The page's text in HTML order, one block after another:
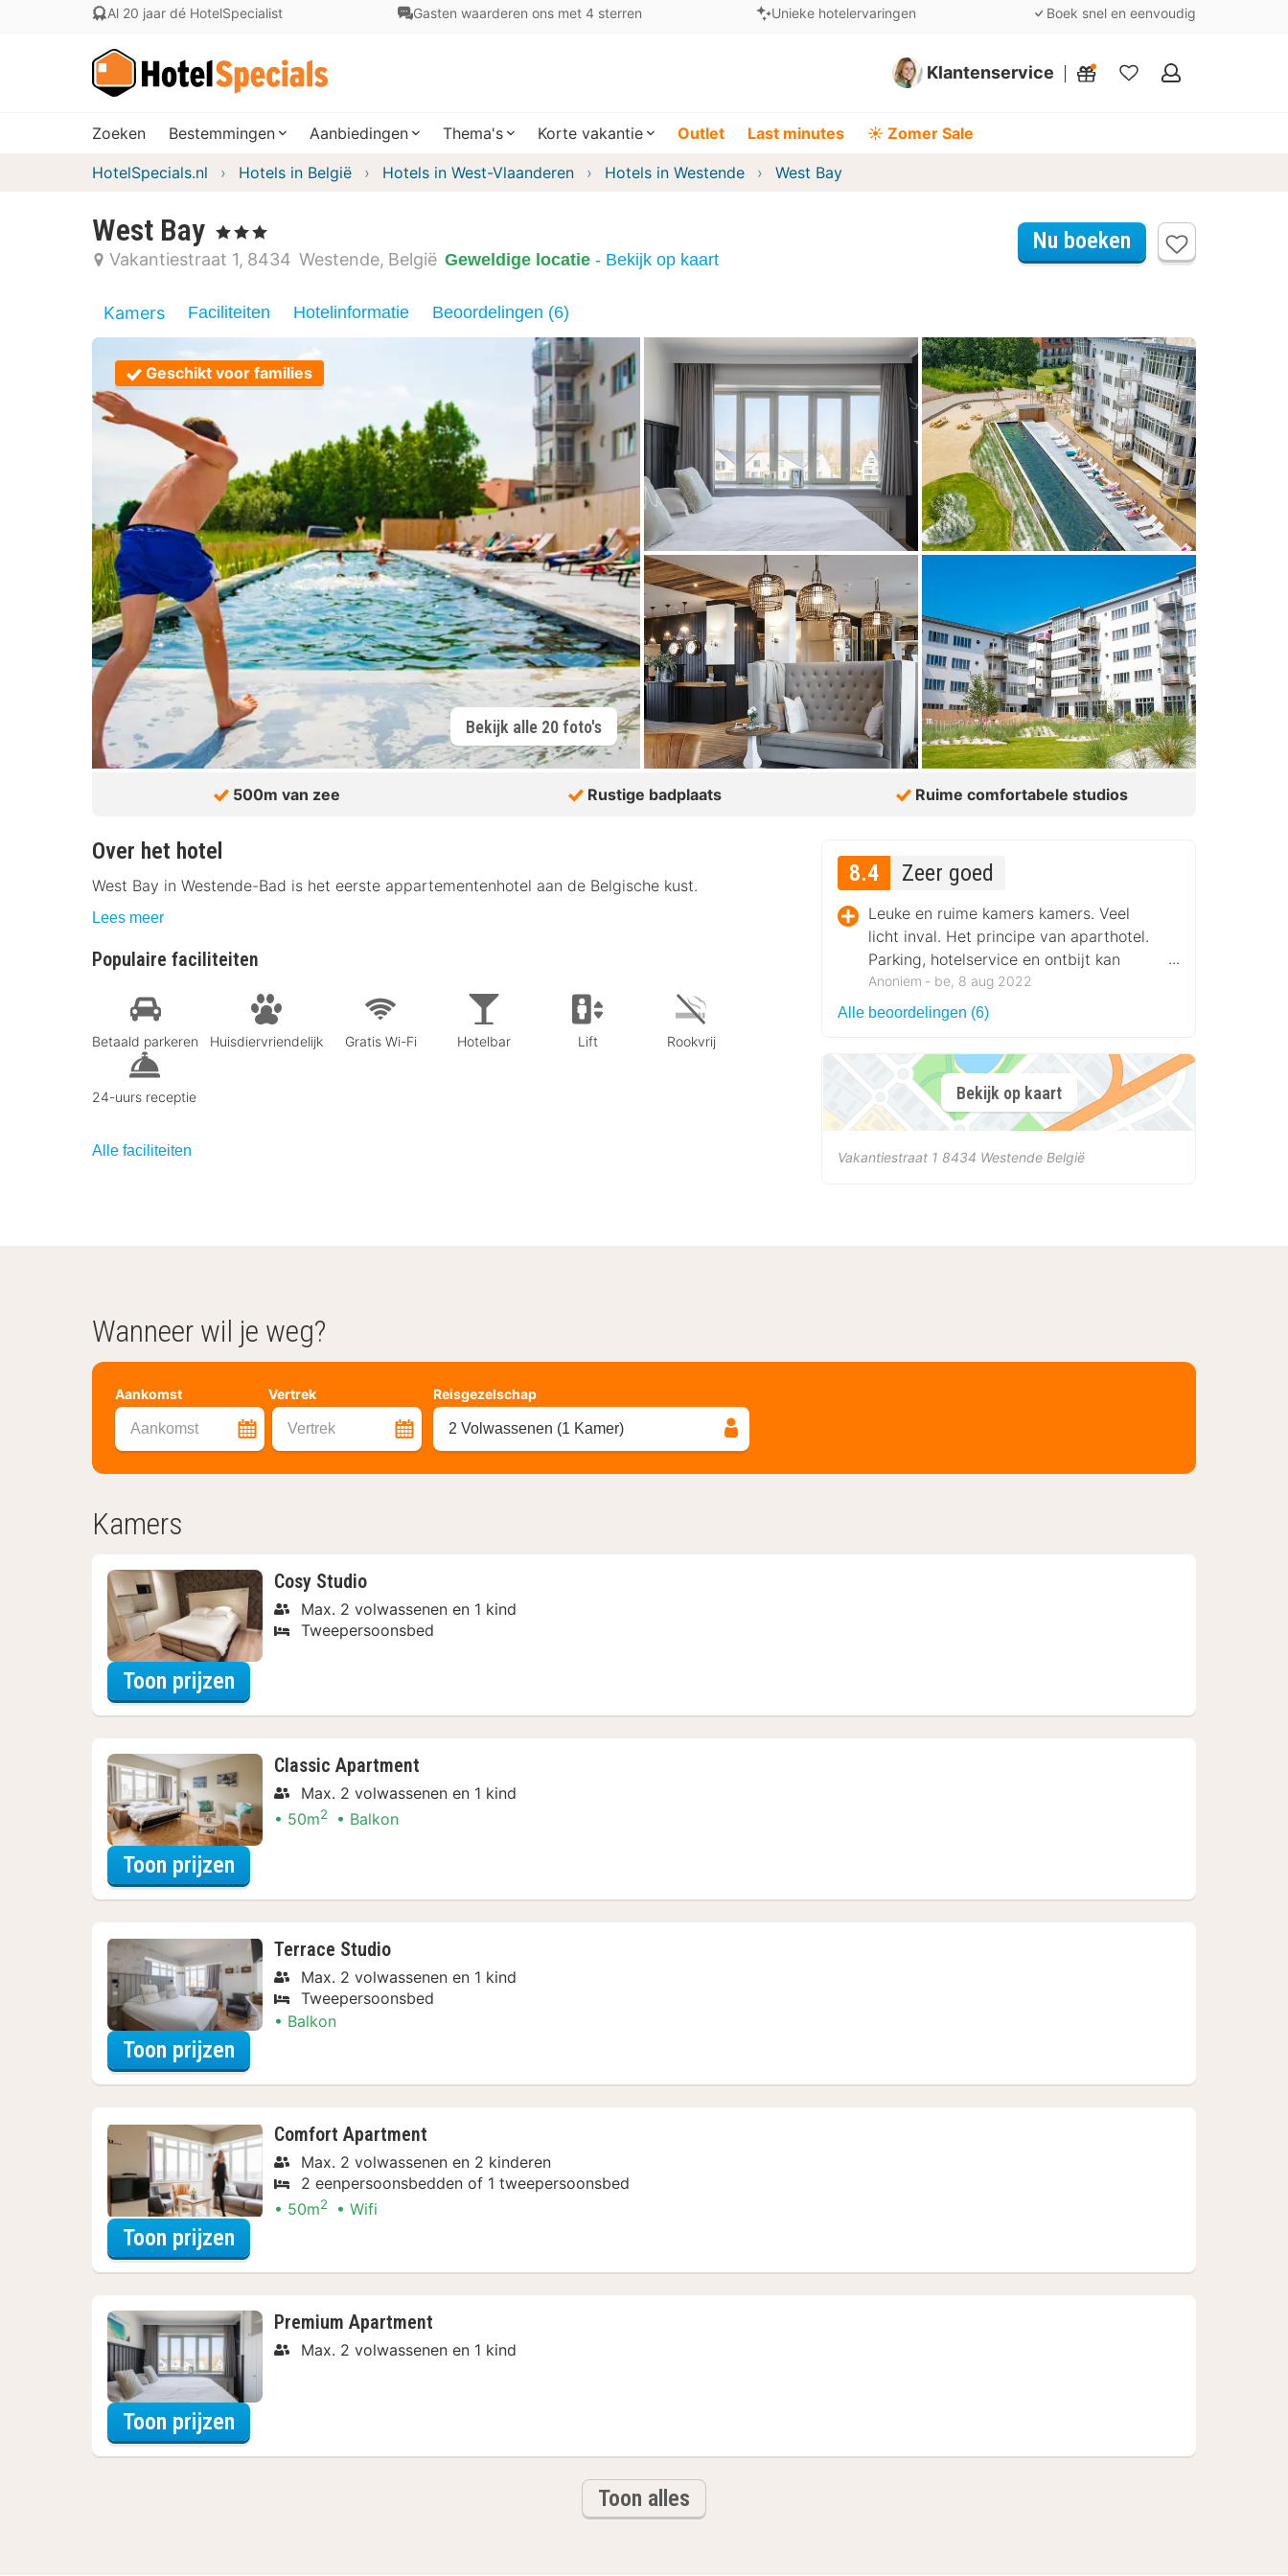
Al 20 jaar dé HotelSpecialist Gasten waarderen ons met 4 sterren Unieke hotelervaringen Boek snel en eenvoudig
Klantenservice
Mijn
Zoeken Bestemmingen Aanbiedingen Thema's Korte vakantie Outlet Last minutes ☀️ Zomer Sale
HotelSpecials.nl Hotels in België Hotels in West-Vlaanderen Hotels in Westende West Bay
West Bay , 3 Sterren
Vakantiestraat 1 8434 Westende België Geweldige locatie - Bekijk op kaart
Nu boeken
Kamers Faciliteiten Hotelinformatie Beoordelingen (6)
Geschikt voor families
Bekijk alle 20 foto's
500m van zee Rustige badplaats Ruime comfortabele studios
Over het hotel
West Bay in Westende-Bad is het eerste appartementenhotel aan de Belgische kust.
Lees meer
Populaire faciliteiten
Betaald parkeren Huisdiervriendelijk Gratis Wi-Fi Hotelbar Lift Rookvrij
24-uurs receptie
Alle faciliteiten
8.4 Zeer goed
Leuke en ruime kamers kamers. Veel
licht inval. Het principe van aparthotel.
Parking, hotelservice en ontbijt kan
besteld worden.
Anoniem ‐ be, 8 aug 2022
Alle beoordelingen (6)
Bekijk op kaart
Vakantiestraat 1 8434 Westende België
Wanneer wil je weg?
Aankomst Vertrek
Aankomst Vertrek
Reisgezelschap
2 Volwassenen (1 Kamer)
Kamers
Cosy Studio
Max. 2 volwassenen en 1 kind
Tweepersoonsbed
Toon prijzen
Classic Apartment
Max. 2 volwassenen en 1 kind
50m2 Balkon
Toon prijzen
Terrace Studio
Max. 2 volwassenen en 1 kind
Tweepersoonsbed
Balkon
Toon prijzen
Comfort Apartment
Max. 2 volwassenen en 2 kinderen
2 eenpersoonsbedden of 1 tweepersoonsbed
50m2 Wifi
Toon prijzen
Premium Apartment
Max. 2 volwassenen en 1 kind
Toon prijzen
Toon alles